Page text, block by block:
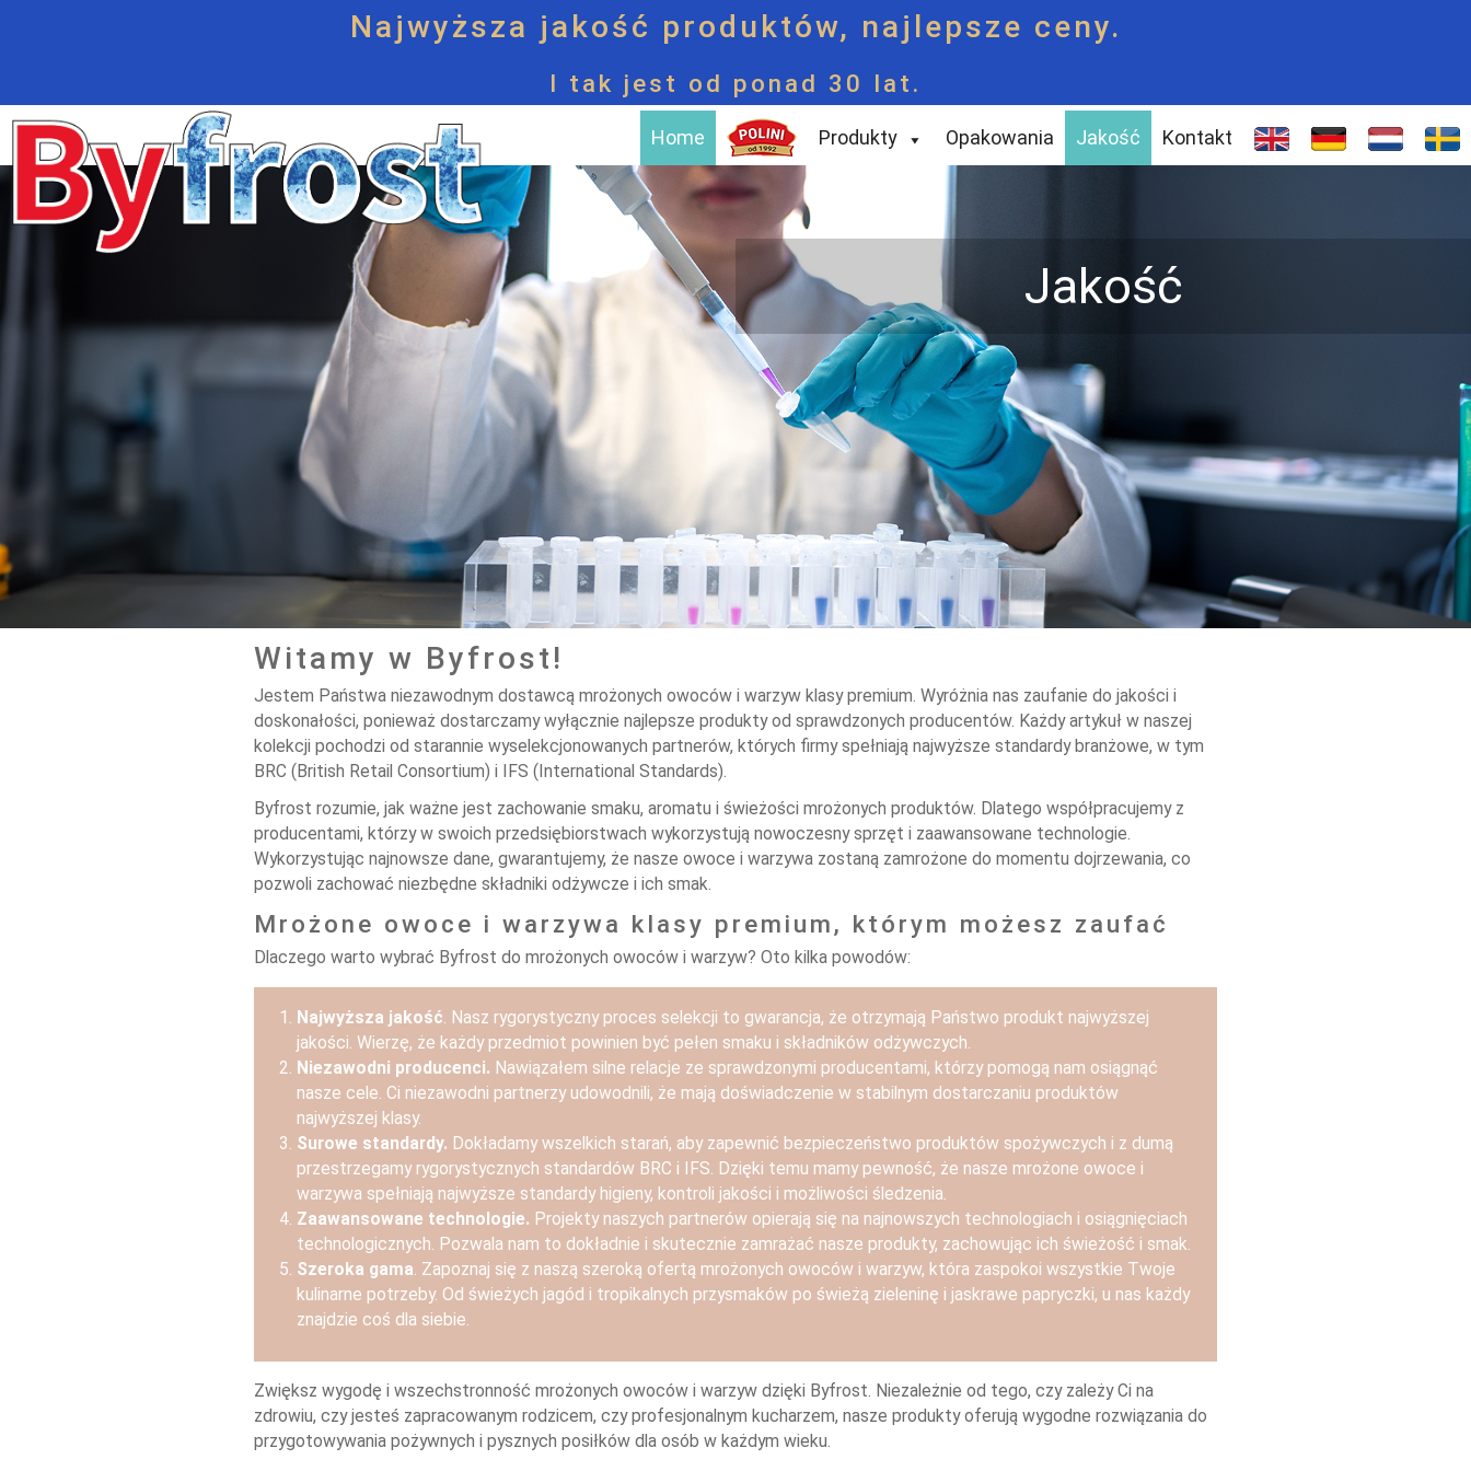
Najwyższa jakość produktów, najlepsze ceny.
I tak jest od ponad 30 lat.
Home Produkty Opakowania Jakość Kontakt
Jakość
Witamy w Byfrost!
Jestem Państwa niezawodnym dostawcą mrożonych owoców i warzyw klasy premium. Wyróżnia nas zaufanie do jakości i
doskonałości, ponieważ dostarczamy wyłącznie najlepsze produkty od sprawdzonych producentów. Każdy artykuł w naszej
kolekcji pochodzi od starannie wyselekcjonowanych partnerów, których firmy spełniają najwyższe standardy branżowe, w tym
BRC (British Retail Consortium) i IFS (International Standards).
Byfrost rozumie, jak ważne jest zachowanie smaku, aromatu i świeżości mrożonych produktów. Dlatego współpracujemy z
producentami, którzy w swoich przedsiębiorstwach wykorzystują nowoczesny sprzęt i zaawansowane technologie.
Wykorzystując najnowsze dane, gwarantujemy, że nasze owoce i warzywa zostaną zamrożone do momentu dojrzewania, co
pozwoli zachować niezbędne składniki odżywcze i ich smak.
Mrożone owoce i warzywa klasy premium, którym możesz zaufać
Dlaczego warto wybrać Byfrost do mrożonych owoców i warzyw? Oto kilka powodów:
Najwyższa jakość . Nasz rygorystyczny proces selekcji to gwarancja, że ​​otrzymają Państwo produkt najwyższej
jakości. Wierzę, że każdy przedmiot powinien być pełen smaku i składników odżywczych.
Niezawodni producenci. Nawiązałem silne relacje ze sprawdzonymi producentami, którzy pomogą nam osiągnąć
nasze cele. Ci niezawodni partnerzy udowodnili, że mają doświadczenie w stabilnym dostarczaniu produktów
najwyższej klasy.
Surowe standardy. Dokładamy wszelkich starań, aby zapewnić bezpieczeństwo produktów spożywczych i z dumą
przestrzegamy rygorystycznych standardów BRC i IFS. Dzięki temu mamy pewność, że nasze mrożone owoce i
warzywa spełniają najwyższe standardy higieny, kontroli jakości i możliwości śledzenia.
Zaawansowane technologie. Projekty naszych partnerów opierają się na najnowszych technologiach i osiągnięciach
technologicznych. Pozwala nam to dokładnie i skutecznie zamrażać nasze produkty, zachowując ich świeżość i smak.
Szeroka gama . Zapoznaj się z naszą szeroką ofertą mrożonych owoców i warzyw, która zaspokoi wszystkie Twoje
kulinarne potrzeby. Od świeżych jagód i tropikalnych przysmaków po świeżą zieleninę i jaskrawe papryczki, u nas każdy
znajdzie coś dla siebie.
Zwiększ wygodę i wszechstronność mrożonych owoców i warzyw dzięki Byfrost. Niezależnie od tego, czy zależy Ci na
zdrowiu, czy jesteś zapracowanym rodzicem, czy profesjonalnym kucharzem, nasze produkty oferują wygodne rozwiązania do
przygotowywania pożywnych i pysznych posiłków dla osób w każdym wieku.